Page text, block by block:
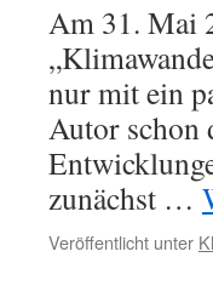
Am 31. Mai
nur mit ein
Autor schon
zunächst …
Veröffentlicht unter